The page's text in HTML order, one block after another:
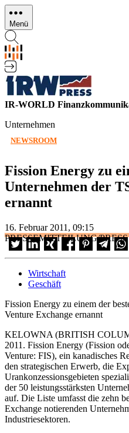
Direkt
zum
Inhalt
Menü
IR-WORLD
Unternehmen
NEWSROOM
Fission Energy zu
Unternehmen der
ernannt
16. Februar 2011, 09:15
PRESSEMITTEILUNG/
Wirtschaft
Geschäft
Fission Energy zu einem der
Venture Exchange ernannt
KELOWNA (BRITISH
2011. Fission Energy (Fission
Venture: FIS), ein kanadisches
den strategischen Erwerb, die
Urankonzessionsgebieten
der 50 leistungsstärksten
auf. Die Liste umfasst die zehn
Exchange notierenden
Industriesektoren.